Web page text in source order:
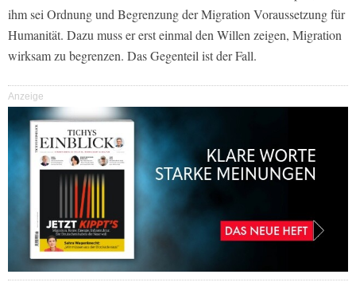
ihm sei Ordnung und Begrenzung der Migration Voraussetzung für
Humanität. Dazu muss er erst einmal den Willen zeigen, Migration
wirksam zu begrenzen. Das Gegenteil ist der Fall.
Anzeige